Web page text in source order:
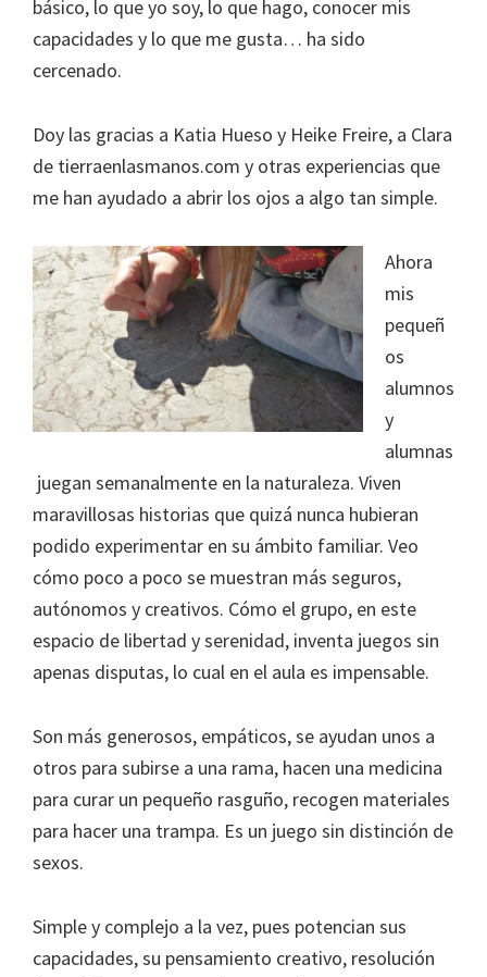
básico, lo que yo soy, lo que hago, conocer mis
capacidades y lo que me gusta… ha sido
cercenado.
Doy las gracias a Katia Hueso y Heike Freire, a Clara
de tierraenlasmanos.com y otras experiencias que
me han ayudado a abrir los ojos a algo tan simple.
Ahora
mis
pequeñ
os
alumnos
y
alumnas
juegan semanalmente en la naturaleza. Viven
maravillosas historias que quizá nunca hubieran
podido experimentar en su ámbito familiar. Veo
cómo poco a poco se muestran más seguros,
autónomos y creativos. Cómo el grupo, en este
espacio de libertad y serenidad, inventa juegos sin
apenas disputas, lo cual en el aula es impensable.
Son más generosos, empáticos, se ayudan unos a
otros para subirse a una rama, hacen una medicina
para curar un pequeño rasguño, recogen materiales
para hacer una trampa. Es un juego sin distinción de
sexos.
Simple y complejo a la vez, pues potencian sus
capacidades, su pensamiento creativo, resolución